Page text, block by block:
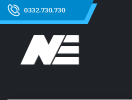
0332.730.730